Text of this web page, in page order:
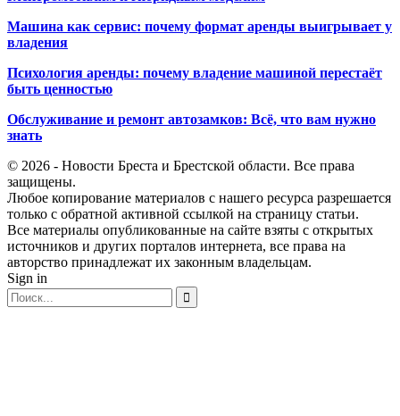
Машина как сервис: почему формат аренды выигрывает у
владения
Психология аренды: почему владение машиной перестаёт
быть ценностью
Обслуживание и ремонт автозамков: Всё, что вам нужно
знать
© 2026 - Новости Бреста и Брестской области. Все права
защищены.
Любое копирование материалов с нашего ресурса разрешается
только с обратной активной ссылкой на страницу статьи.
Все материалы опубликованные на сайте взяты с открытых
источников и других порталов интернета, все права на
авторство принадлежат их законным владельцам.
Sign in